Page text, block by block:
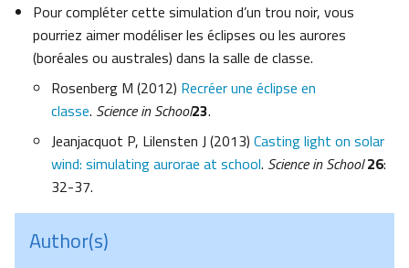
Pour compléter cette simulation d’un trou noir, vous
pourriez aimer modéliser les éclipses ou les aurores
(boréales ou australes) dans la salle de classe.
Rosenberg M (2012) Recréer une éclipse en
classe. Science in School23.
Jeanjacquot P, Lilensten J (2013) Casting light on solar
wind: simulating aurorae at school. Science in School 26:
32-37.
Author(s)